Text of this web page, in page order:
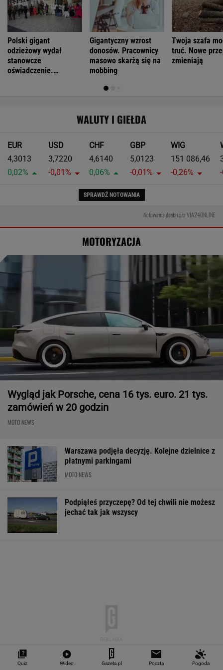
Polski gigant
odzieżowy wydał
stanowcze
oświadczenie.
Gigantyczny wzrost
donosów. Pracownicy
masowo skarżą się na
mobbing
Twoja szafa
truć. Nowe
zmieniają
WALUTY I GIEŁDA
EUR
4,3013
0,02%
USD
3,7220
-0,01%
CHF
4,6140
0,06%
GBP
5,0123
-0,01%
WIG
151 086,46
-0,26%
SPRAWDŹ NOTOWANIA
Notowania dostarcza VIA24ONLINE
MOTORYZACJA
Wygląd jak Porsche, cena 16 tys. euro. 21 tys.
zamówień w 20 godzin
MOTO NEWS
Warszawa podjęła decyzję. Kolejne dzielnice z
płatnymi parkingami
MOTO NEWS
Podpiąłeś przyczepę? Od tej chwili nie możesz
jechać tak jak wszyscy
Quiz Wideo Gazeta.pl Poczta Pogoda